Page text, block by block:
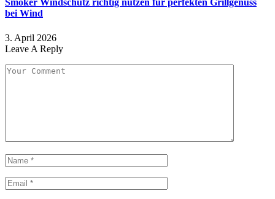
Smoker Windschutz richtig nutzen für perfekten Grillgenuss
bei Wind
3. April 2026
Leave A Reply